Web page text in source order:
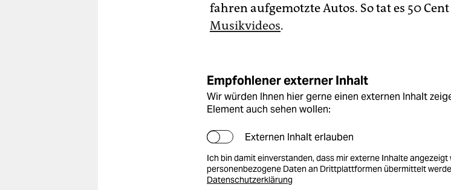
fahren aufgemotzte Autos. So tat es 50
Musikvideos.
Empfohlener externer Inhalt
Wir würden Ihnen hier gerne einen externen Inhalt
Element auch sehen wollen:
Externen Inhalt erlauben
Ich bin damit einverstanden, dass mir externe Inhalte angezeigt
personenbezogene Daten an Drittplattformen übermittelt
Datenschutzerklärung